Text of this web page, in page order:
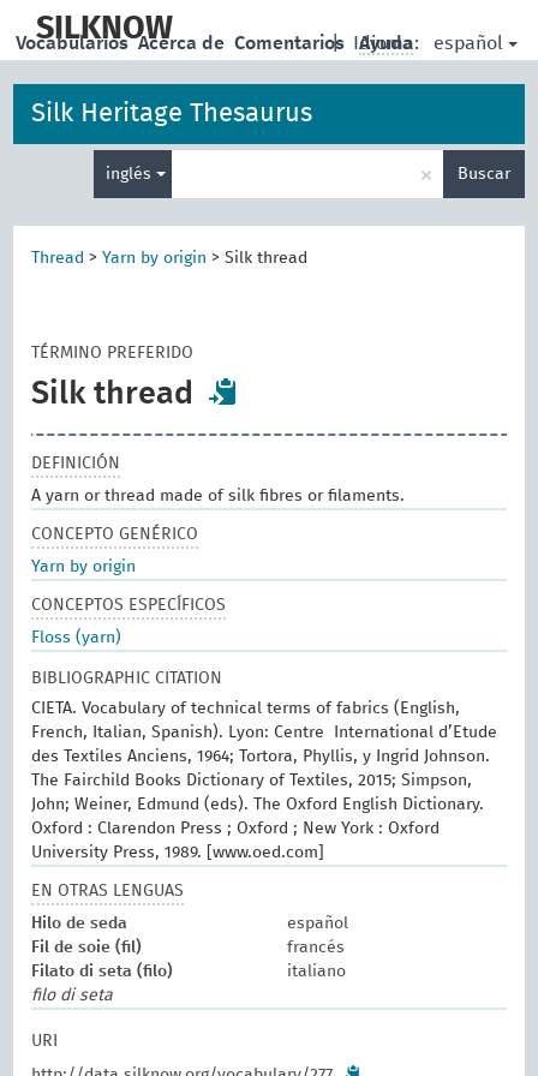
main
SILKNOW | Idioma: español
Vocabularios Acerca de Comentarios Ayuda
Silk Heritage Thesaurus
inglés × Buscar
Thread >Yarn by origin >Silk thread
TÉRMINO PREFERIDO
Silk thread
DEFINICIÓN
A yarn or thread made of silk fibres or filaments.
CONCEPTO GENÉRICO
Yarn by origin
CONCEPTOS ESPECÍFICOS
Floss (yarn)
BIBLIOGRAPHIC CITATION
CIETA. Vocabulary of technical terms of fabrics (English,
French, Italian, Spanish). Lyon: Centre International d’Etude
des Textiles Anciens, 1964; Tortora, Phyllis, y Ingrid Johnson.
The Fairchild Books Dictionary of Textiles, 2015; Simpson,
John; Weiner, Edmund (eds). The Oxford English Dictionary.
Oxford : Clarendon Press ; Oxford ; New York : Oxford
University Press, 1989. [www.oed.com]
EN OTRAS LENGUAS
Hilo de seda
español
Fil de soie (fil)
francés
Filato di seta (filo)
italiano
filo di seta
URI